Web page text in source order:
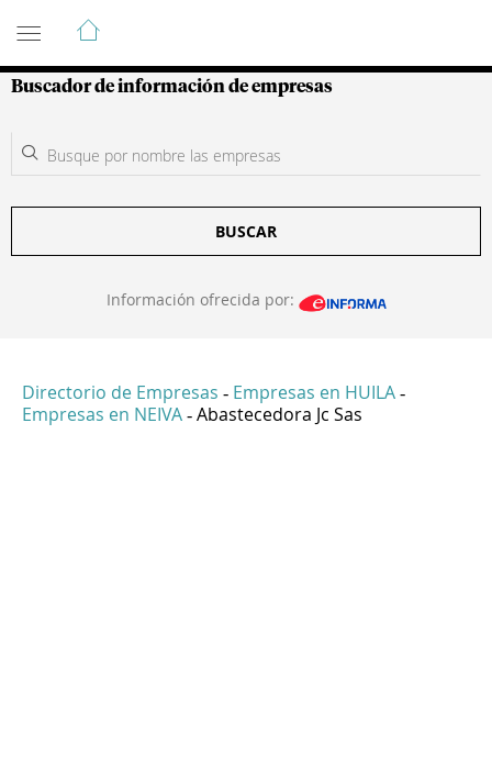
Guía de Empresas Colombianas
Buscador de información de empresas
BUSCAR
Información ofrecida por:
Directorio de Empresas - Empresas en HUILA -
Empresas en NEIVA - Abastecedora Jc Sas